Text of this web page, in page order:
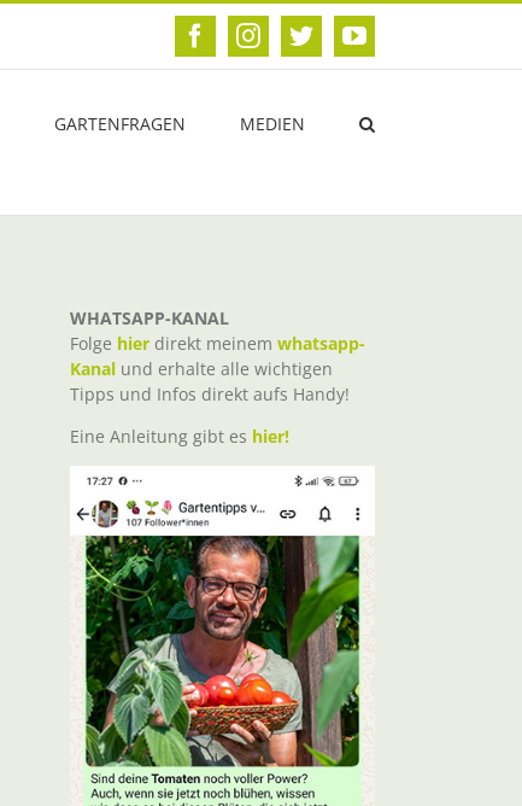
FacebookInstagram
TwitterYouTube
GARTENFRAGEN MEDIEN
WHATSAPP-KANAL
Folge hier direkt meinem whatsapp-
Kanal und erhalte alle wichtigen
Tipps und Infos direkt aufs Handy!
Eine Anleitung gibt es hier!